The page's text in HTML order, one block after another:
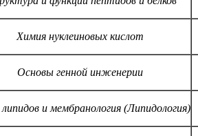
Химия нуклеиновых кислот
Основы генной инженерии
и мембранология (Липидология)